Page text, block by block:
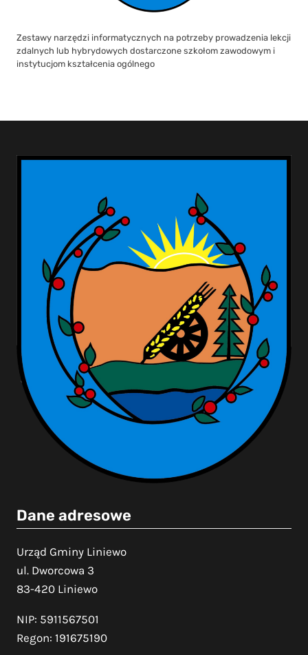
Zestawy narzędzi informatycznych na potrzeby prowadzenia lekcji
zdalnych lub hybrydowych dostarczone szkołom zawodowym i
instytucjom kształcenia ogólnego
Dane adresowe
Urząd Gminy Liniewo
ul. Dworcowa 3
83-420 Liniewo
NIP: 5911567501
Regon: 191675190